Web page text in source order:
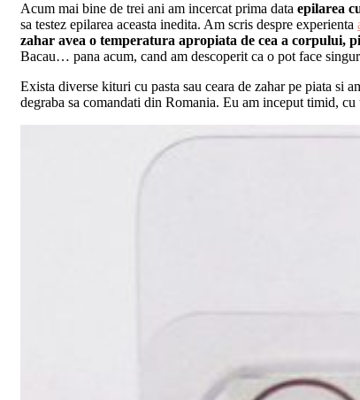
Acum mai bine de trei ani am incercat prima data epilarea
sa testez epilarea aceasta inedita. Am scris despre experienta
zahar avea o temperatura apropiata de cea a corpului,
Bacau… pana acum, cand am descoperit ca o pot face
Exista diverse kituri cu pasta sau ceara de zahar pe piata si
degraba sa comandati din Romania. Eu am inceput timid,